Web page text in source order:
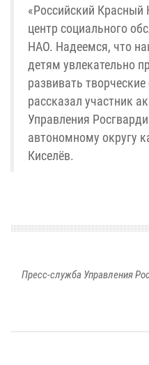
«Российский Красный
центр социального
НАО. Надеемся, что
детям увлекательно
развивать
рассказал участник
Управления
автономному округу
Киселёв.
Пресс-служба Управления